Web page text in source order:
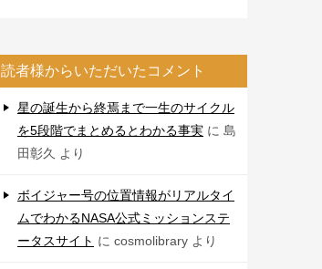
読者様からいただいたコメント
星の誕生から終焉まで一生のサイクル
を5段階でまとめるとわかる事実 に 島
田彰久 より
ボイジャー号の位置情報がリアルタイ
ムでわかるNASA公式ミッションステ
ータスサイト に cosmolibrary より